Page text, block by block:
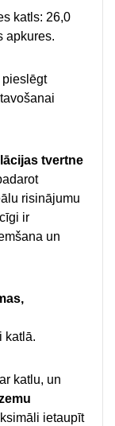
katls: 26,0
apkures.
pieslēgt
tvertne
risinājumu
ir
un
katlā.
katlu, un
ietaupīt